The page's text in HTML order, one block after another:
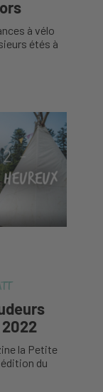
à vélo
étés à
la Petite
du